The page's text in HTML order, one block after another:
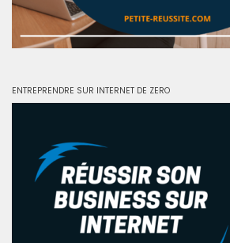
ENTREPRENDRE SUR INTERNET DE ZERO